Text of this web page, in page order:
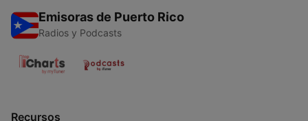
Emisoras de Puerto Rico
Radios y Podcasts
Recursos